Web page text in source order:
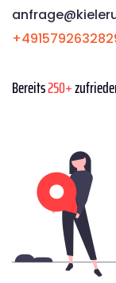
Bereits250+